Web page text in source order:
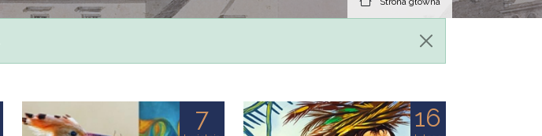
7 16